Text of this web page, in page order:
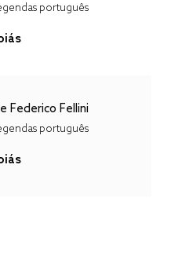
português
Federico Fellini
português